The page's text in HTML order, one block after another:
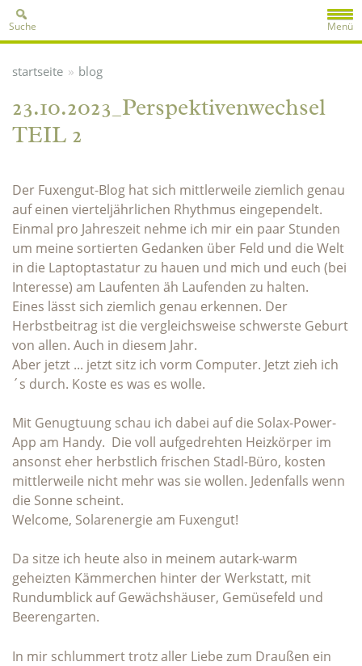
Menü
Suche
startseite » blog
23.10.2023_Perspektivenwechsel
TEIL 2
Der Fuxengut-Blog hat sich mittlerweile ziemlich genau
auf einen vierteljährlichen Rhythmus eingependelt.
Einmal pro Jahreszeit nehme ich mir ein paar Stunden
um meine sortierten Gedanken über Feld und die Welt
in die Laptoptastatur zu hauen und mich und euch (bei
Interesse) am Laufenten äh Laufenden zu halten.
Eines lässt sich ziemlich genau erkennen. Der
Herbstbeitrag ist die vergleichsweise schwerste Geburt
von allen. Auch in diesem Jahr.
Aber jetzt ... jetzt sitz ich vorm Computer. Jetzt zieh ich
´s durch. Koste es was es wolle.
Mit Genugtuung schau ich dabei auf die Solax-Power-
App am Handy. Die voll aufgedrehten Heizkörper im
ansonst eher herbstlich frischen Stadl-Büro, kosten
mittlerweile nicht mehr was sie wollen. Jedenfalls wenn
die Sonne scheint.
Welcome, Solarenergie am Fuxengut!
Da sitze ich heute also in meinem autark-warm
geheizten Kämmerchen hinter der Werkstatt, mit
Rundumblick auf Gewächshäuser, Gemüsefeld und
Beerengarten.
In mir schlummert trotz aller Liebe zum Draußen ein